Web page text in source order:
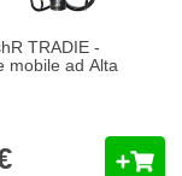
TRADIE -
mobile ad Alta